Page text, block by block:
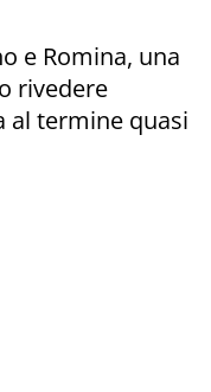
e Romina, una
rivedere
al termine quasi